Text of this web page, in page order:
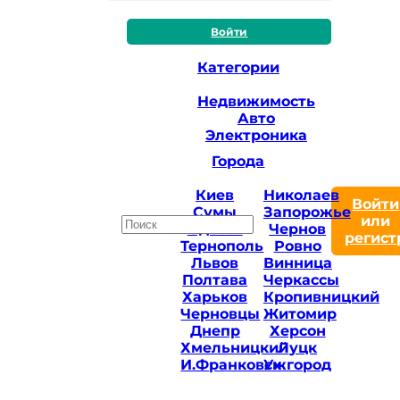
Войти
Категории
Недвижимость
Авто
Электроника
Города
Киев
Сумы
Одесса
Тернополь
Львов
Полтава
Харьков
Черновцы
Днепр
Хмельницкий
И.Франковск
Николаев
Запорожье
Чернов
Ровно
Винница
Черкассы
Кропивницкий
Житомир
Херсон
Луцк
Ужгород
Войти
или